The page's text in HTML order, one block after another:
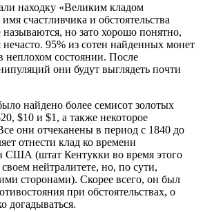
находку «Великим кладом
счастливчика и обстоятельства
но зато хорошо понятно,
нечасто. 95% из сотен найденных монет
неплохом состоянии. После
они будут выглядеть почти
найдено более семисот золотых
$10 и $1, а также некоторое
они отчеканены в период с 1840 до
отнести клад ко времени
США (штат Кентукки во время этого
нейтралитете, но, по сути,
сторонами). Скорее всего, он был
при обстоятельствах, о
догадываться.